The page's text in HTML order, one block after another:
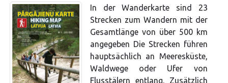
In der Wanderkarte sind 23
Strecken zum Wandern mit der
Gesamtlänge von über 500 km
angegeben Die Strecken führen
hauptsächlich an Meeresküste,
Waldwege oder Ufer von
Flusstälern entlang. Zusätzlich